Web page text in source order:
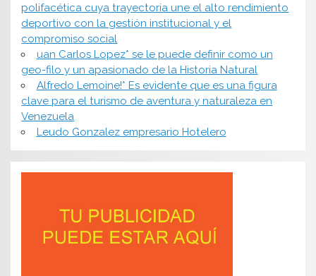
polifacética cuya trayectoria une el alto rendimiento
deportivo con la gestión institucional y el
compromiso social
uan Carlos Lopez* se le puede definir como un
geo-filo y un apasionado de la Historia Natural
Alfredo Lemoine!* Es evidente que es una figura
clave para el turismo de aventura y naturaleza en
Venezuela
Leudo Gonzalez empresario Hotelero